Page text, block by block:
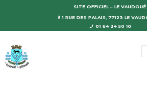
SITE OFFICIEL – LE VAUDOUÉ
1 RUE DES PALAIS, 77123 LE
01 64 24 50 10